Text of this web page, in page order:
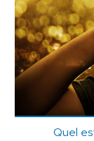
Quel